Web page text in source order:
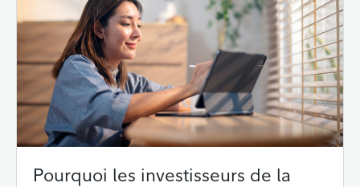
Pourquoi les investisseurs de la